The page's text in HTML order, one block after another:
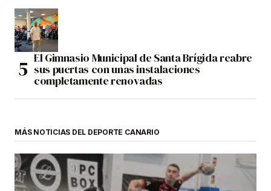
El Gimnasio Municipal de Santa Brígida reabre
sus puertas con unas instalaciones
completamente renovadas
MÁS NOTICIAS DEL DEPORTE CANARIO